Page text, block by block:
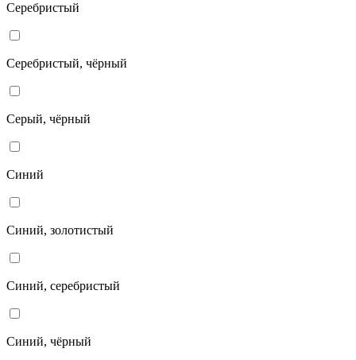
Серебристый
Серебристый, чёрный
Серый, чёрный
Синий
Синий, золотистый
Синий, серебристый
Синий, чёрный